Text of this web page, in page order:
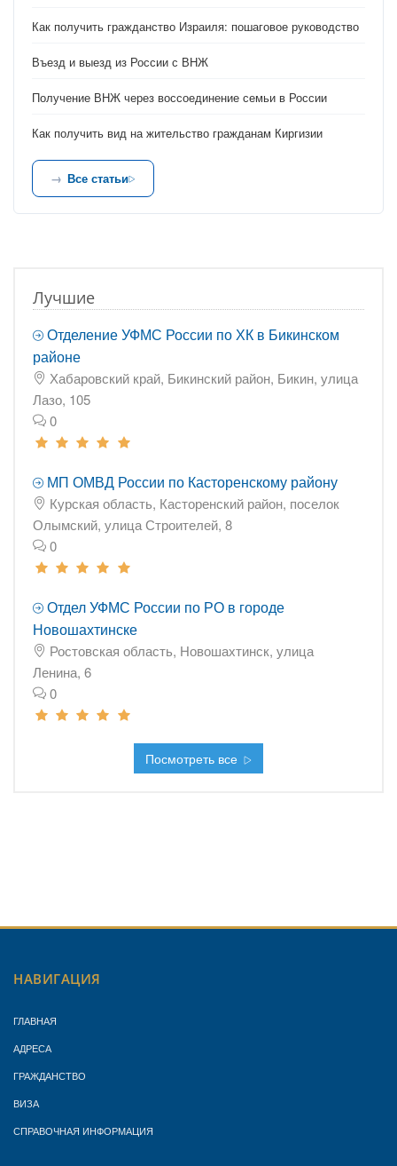
Как получить гражданство Израиля: пошаговое руководство
Въезд и выезд из России с ВНЖ
Получение ВНЖ через воссоединение семьи в России
Как получить вид на жительство гражданам Киргизии
Все статьи
Лучшие
Отделение УФМС России по ХК в Бикинском
районе
Хабаровский край, Бикинский район, Бикин, улица
Лазо, 105
0
МП ОМВД России по Касторенскому району
Курская область, Касторенский район, поселок
Олымский, улица Строителей, 8
0
Отдел УФМС России по РО в городе
Новошахтинске
Ростовская область, Новошахтинск, улица
Ленина, 6
0
Посмотреть все
НАВИГАЦИЯ
ГЛАВНАЯ
АДРЕСА
ГРАЖДАНСТВО
ВИЗА
СПРАВОЧНАЯ ИНФОРМАЦИЯ